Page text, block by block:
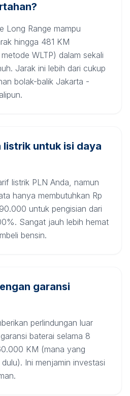
Long Range mampu
hingga 481 KM
WLTP) dalam sekali
Jarak ini lebih dari cukup
bolak-balik Jakarta -
listrik untuk isi daya
listrik PLN Anda, namun
hanya membutuhkan Rp
untuk pengisian dari
Sangat jauh lebih hemat
bensin.
garansi
perlindungan luar
baterai selama 8
KM (mana yang
Ini menjamin investasi